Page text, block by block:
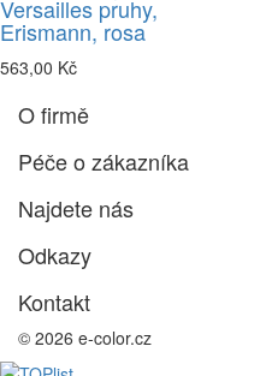
Versailles pruhy,
Erismann, rosa
563,00 Kč
O firmě
Péče o zákazníka
Najdete nás
Odkazy
Kontakt
© 2026 e-color.cz